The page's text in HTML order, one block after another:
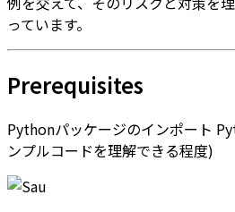
っています。
Prerequisites
Pythonパッケージのインポート
ンプルコードを理解できる程度)